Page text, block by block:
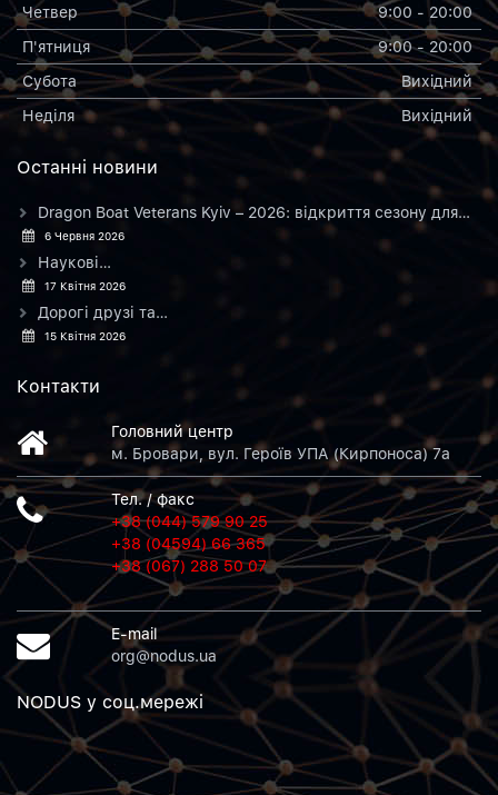
Четвер
9:00 - 20:00
П'ятниця
9:00 - 20:00
Субота
Вихiдний
Неділя
Вихiдний
Останнi новини
Dragon Boat Veterans Kyiv – 2026: відкриття сезону для…
6 Червня 2026
Наукові…
17 Квітня 2026
Дорогі друзі та…
15 Квітня 2026
Контакти
Головний центр
м. Бровари, вул. Героїв УПА (Кирпоноса) 7а
Тел. / факс
+38 (044) 579 90 25
+38 (04594) 66 365
+38 (067) 288 50 07
E-mail
org@nodus.ua
NODUS у соц.мережi